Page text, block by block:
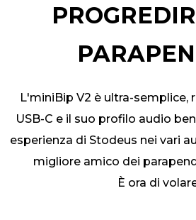
L'miniBip V2 è ultra-semplice,
USB-C e il suo profilo audio
esperienza di Stodeus nei vari
migliore amico dei
È ora di